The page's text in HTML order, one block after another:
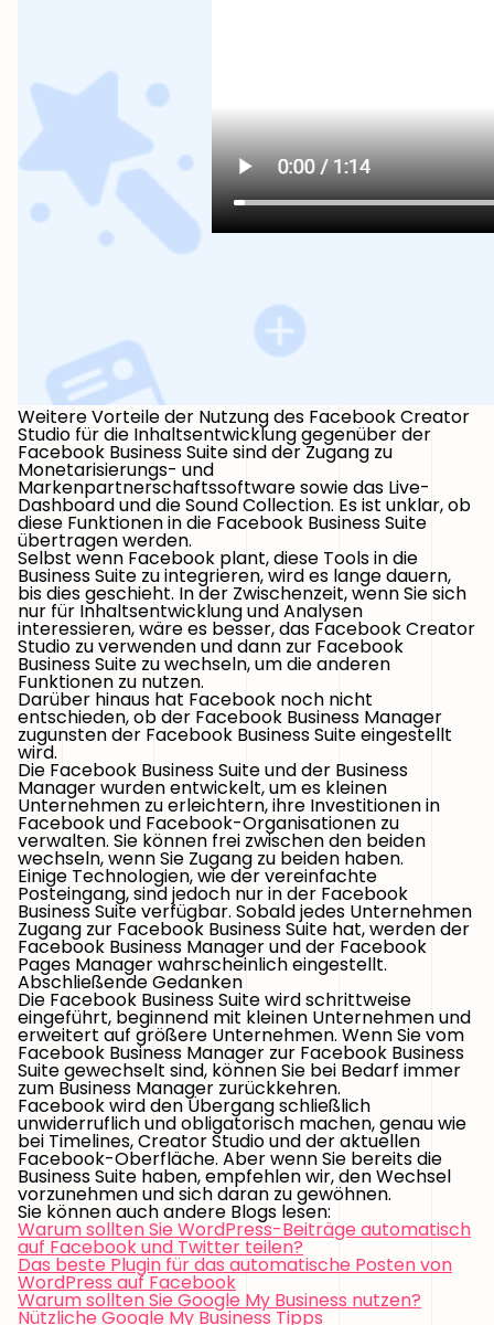
Weitere Vorteile der Nutzung des Facebook Creator
Studio für die Inhaltsentwicklung gegenüber der
Facebook Business Suite sind der Zugang zu
Monetarisierungs- und
Markenpartnerschaftssoftware sowie das Live-
Dashboard und die Sound Collection. Es ist unklar, ob
diese Funktionen in die Facebook Business Suite
übertragen werden.
Selbst wenn Facebook plant, diese Tools in die
Business Suite zu integrieren, wird es lange dauern,
bis dies geschieht. In der Zwischenzeit, wenn Sie sich
nur für Inhaltsentwicklung und Analysen
interessieren, wäre es besser, das Facebook Creator
Studio zu verwenden und dann zur Facebook
Business Suite zu wechseln, um die anderen
Funktionen zu nutzen.
Darüber hinaus hat Facebook noch nicht
entschieden, ob der Facebook Business Manager
zugunsten der Facebook Business Suite eingestellt
wird.
Die Facebook Business Suite und der Business
Manager wurden entwickelt, um es kleinen
Unternehmen zu erleichtern, ihre Investitionen in
Facebook und Facebook-Organisationen zu
verwalten. Sie können frei zwischen den beiden
wechseln, wenn Sie Zugang zu beiden haben.
Einige Technologien, wie der vereinfachte
Posteingang, sind jedoch nur in der Facebook
Business Suite verfügbar. Sobald jedes Unternehmen
Zugang zur Facebook Business Suite hat, werden der
Facebook Business Manager und der Facebook
Pages Manager wahrscheinlich eingestellt.
Abschließende Gedanken
Die Facebook Business Suite wird schrittweise
eingeführt, beginnend mit kleinen Unternehmen und
erweitert auf größere Unternehmen. Wenn Sie vom
Facebook Business Manager zur Facebook Business
Suite gewechselt sind, können Sie bei Bedarf immer
zum Business Manager zurückkehren.
Facebook wird den Übergang schließlich
unwiderruflich und obligatorisch machen, genau wie
bei Timelines, Creator Studio und der aktuellen
Facebook-Oberfläche. Aber wenn Sie bereits die
Business Suite haben, empfehlen wir, den Wechsel
vorzunehmen und sich daran zu gewöhnen.
Sie können auch andere Blogs lesen:
Warum sollten Sie WordPress-Beiträge automatisch
auf Facebook und Twitter teilen?
Das beste Plugin für das automatische Posten von
WordPress auf Facebook
Warum sollten Sie Google My Business nutzen?
Nützliche Google My Business Tipps